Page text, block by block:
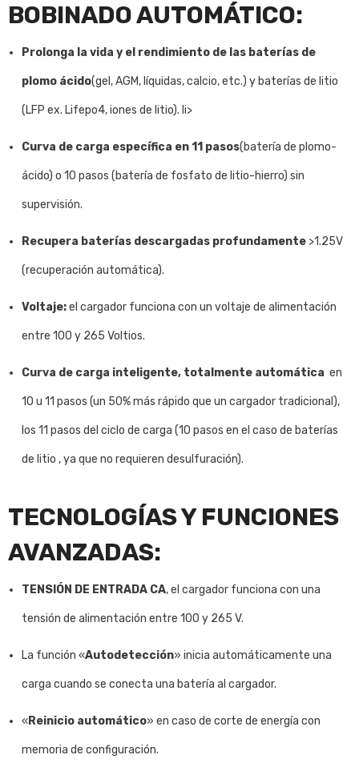
BOBINADO AUTOMÁTICO:
Prolonga la vida y el rendimiento de las baterías de
plomo ácido(gel, AGM, líquidas, calcio, etc.) y baterías de litio
(LFP ex. Lifepo4, iones de litio). li>
Curva de carga específica en 11 pasos(batería de plomo-
ácido) o 10 pasos (batería de fosfato de litio-hierro) sin
supervisión.
Recupera baterías descargadas profundamente >1.25V
(recuperación automática).
Voltaje:el cargador funciona con un voltaje de alimentación
entre 100 y 265 Voltios.
Curva de carga inteligente, totalmente automática en
10 u 11 pasos (un 50% más rápido que un cargador tradicional),
los 11 pasos del ciclo de carga (10 pasos en el caso de baterías
de litio , ya que no requieren desulfuración).
TECNOLOGÍAS Y FUNCIONES
AVANZADAS:
TENSIÓN DE ENTRADA CA, el cargador funciona con una
tensión de alimentación entre 100 y 265 V.
La función «Autodetección» inicia automáticamente una
carga cuando se conecta una batería al cargador.
«Reinicio automático» en caso de corte de energía con
memoria de configuración.